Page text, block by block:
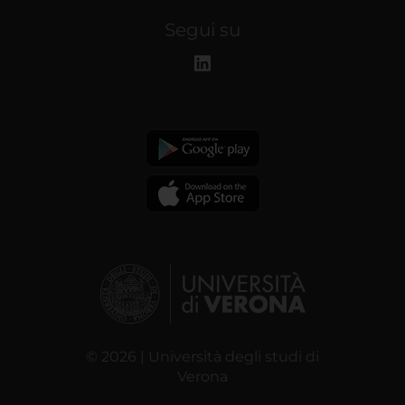
Segui su
© 2026 | Università degli studi di
Verona